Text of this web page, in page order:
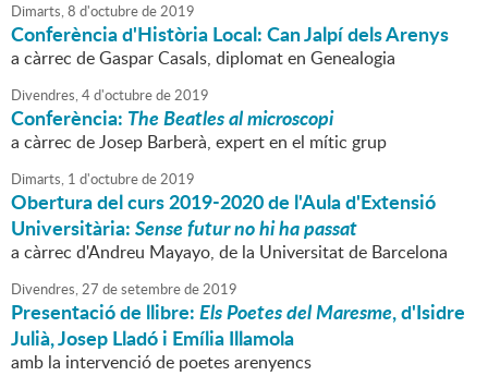
Dimarts,8 d'octubrede2019
Conferència d'Història Local: Can Jalpí dels Arenys
a càrrec de Gaspar Casals, diplomat en Genealogia
Divendres,4d'octubrede2019
Conferència: The Beatles al microscopi
a càrrec de Josep Barberà, expert en el mític grup
Dimarts, 1 d'octubrede2019
Obertura del curs 2019-2020 de l'Aula d'Extensió
Universitària:Sense futur no hi ha passat
a càrrec d'Andreu Mayayo, de la Universitat de Barcelona
Divendres,27 desetembrede2019
Presentació de llibre:Els Poetes del Maresme, d'Isidre
Julià, Josep Lladó i Emília Illamola
amb la intervenció de poetes arenyencs